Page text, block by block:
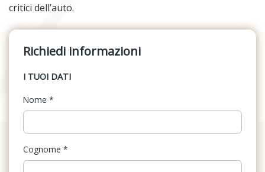
critici dell’auto.
Richiedi informazioni
I TUOI DATI
Nome *
Cognome *